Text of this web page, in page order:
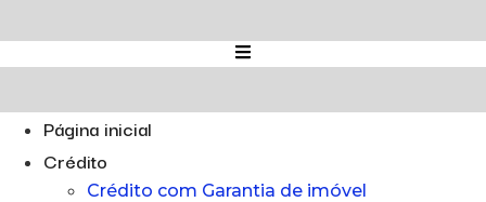
para
o
Página inicial
Crédito
Crédito com Garantia de imóvel